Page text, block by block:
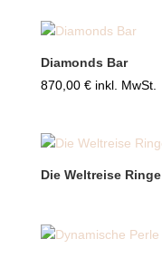
Diamonds Bar
870,00 € inkl. MwSt.
Die Weltreise Ringe